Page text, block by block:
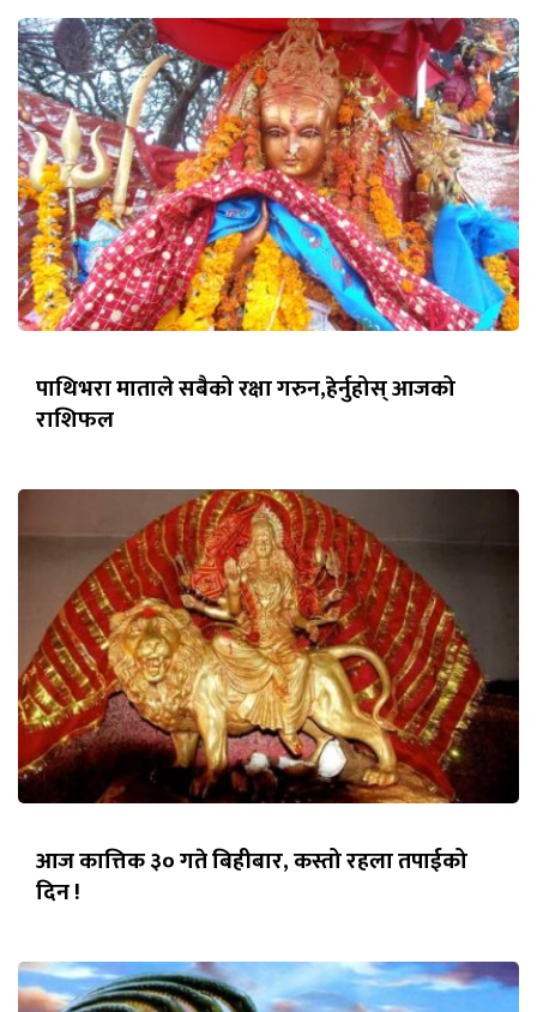
पाथिभरा माताले सबैको रक्षा गरुन,हेर्नुहोस् आजको
राशिफल
आज कात्तिक ३० गते बिहीबार, कस्तो रहला तपाईको
दिन !